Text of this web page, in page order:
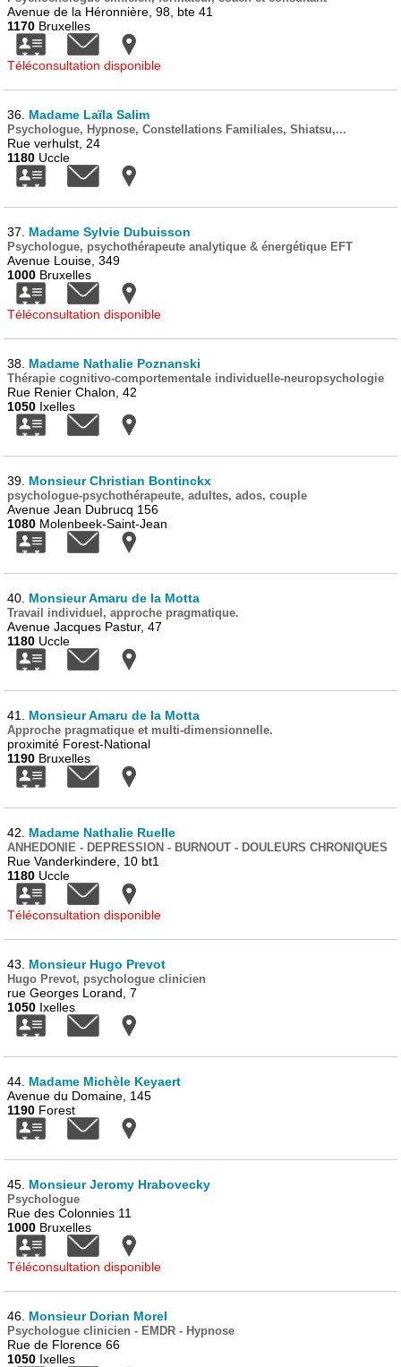
Avenue de la Héronnière, 98, bte 41
1170 Bruxelles
Téléconsultation disponible
36. Madame Laïla Salim
Psychologue, Hypnose, Constellations Familiales, Shiatsu,...
Rue verhulst, 24
1180 Uccle
37. Madame Sylvie Dubuisson
Psychologue, psychothérapeute analytique & énergétique EFT
Avenue Louise, 349
1000 Bruxelles
Téléconsultation disponible
38. Madame Nathalie Poznanski
Thérapie cognitivo-comportementale individuelle-neuropsychologie
Rue Renier Chalon, 42
1050 Ixelles
39. Monsieur Christian Bontinckx
psychologue-psychothérapeute, adultes, ados, couple
Avenue Jean Dubrucq 156
1080 Molenbeek-Saint-Jean
40. Monsieur Amaru de la Motta
Travail individuel, approche pragmatique.
Avenue Jacques Pastur, 47
1180 Uccle
41. Monsieur Amaru de la Motta
Approche pragmatique et multi-dimensionnelle.
proximité Forest-National
1190 Bruxelles
42. Madame Nathalie Ruelle
ANHEDONIE - DEPRESSION - BURNOUT - DOULEURS CHRONIQUES
Rue Vanderkindere, 10 bt1
1180 Uccle
Téléconsultation disponible
43. Monsieur Hugo Prevot
Hugo Prevot, psychologue clinicien
rue Georges Lorand, 7
1050 Ixelles
44. Madame Michèle Keyaert
Avenue du Domaine, 145
1190 Forest
45. Monsieur Jeromy Hrabovecky
Psychologue
Rue des Colonnies 11
1000 Bruxelles
Téléconsultation disponible
46. Monsieur Dorian Morel
Psychologue clinicien - EMDR - Hypnose
Rue de Florence 66
1050 Ixelles